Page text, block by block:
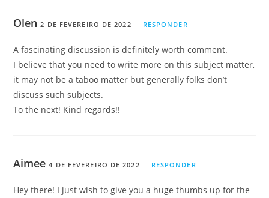
Olen 2 DE FEVEREIRO DE 2022 RESPONDER
A fascinating discussion is definitely worth comment.
I believe that you need to write more on this subject matter,
it may not be a taboo matter but generally folks don’t
discuss such subjects.
To the next! Kind regards!!
Aimee 4 DE FEVEREIRO DE 2022 RESPONDER
Hey there! I just wish to give you a huge thumbs up for the